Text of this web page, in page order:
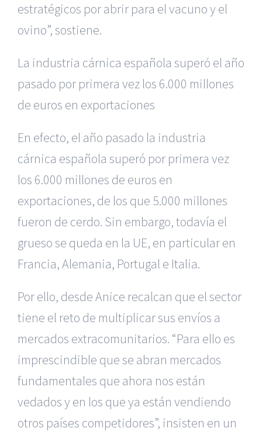
estratégicos por abrir para el vacuno y el
ovino”, sostiene.
La industria cárnica española superó el año
pasado por primera vez los 6.000 millones
de euros en exportaciones
En efecto, el año pasado la industria
cárnica española superó por primera vez
los 6.000 millones de euros en
exportaciones, de los que 5.000 millones
fueron de cerdo. Sin embargo, todavía el
grueso se queda en la UE, en particular en
Francia, Alemania, Portugal e Italia.
Por ello, desde Anice recalcan que el sector
tiene el reto de multiplicar sus envíos a
mercados extracomunitarios. “Para ello es
imprescindible que se abran mercados
fundamentales que ahora nos están
vedados y en los que ya están vendiendo
otros países competidores”, insisten en un